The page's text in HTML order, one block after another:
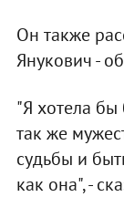
Он также
Янукович -
"Я хотела бы
так же
судьбы и
как она", -